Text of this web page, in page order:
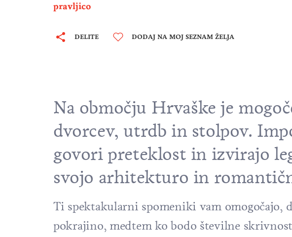
pravljico
DELITE DODAJ NA MOJ SEZNAM ŽELJA
Na območju Hrvaške je
dvorcev, utrdb in stolpov.
govori preteklost in izvirajo
svojo arhitekturo in
Ti spektakularni spomeniki vam omogočajo,
pokrajino, medtem ko bodo številne